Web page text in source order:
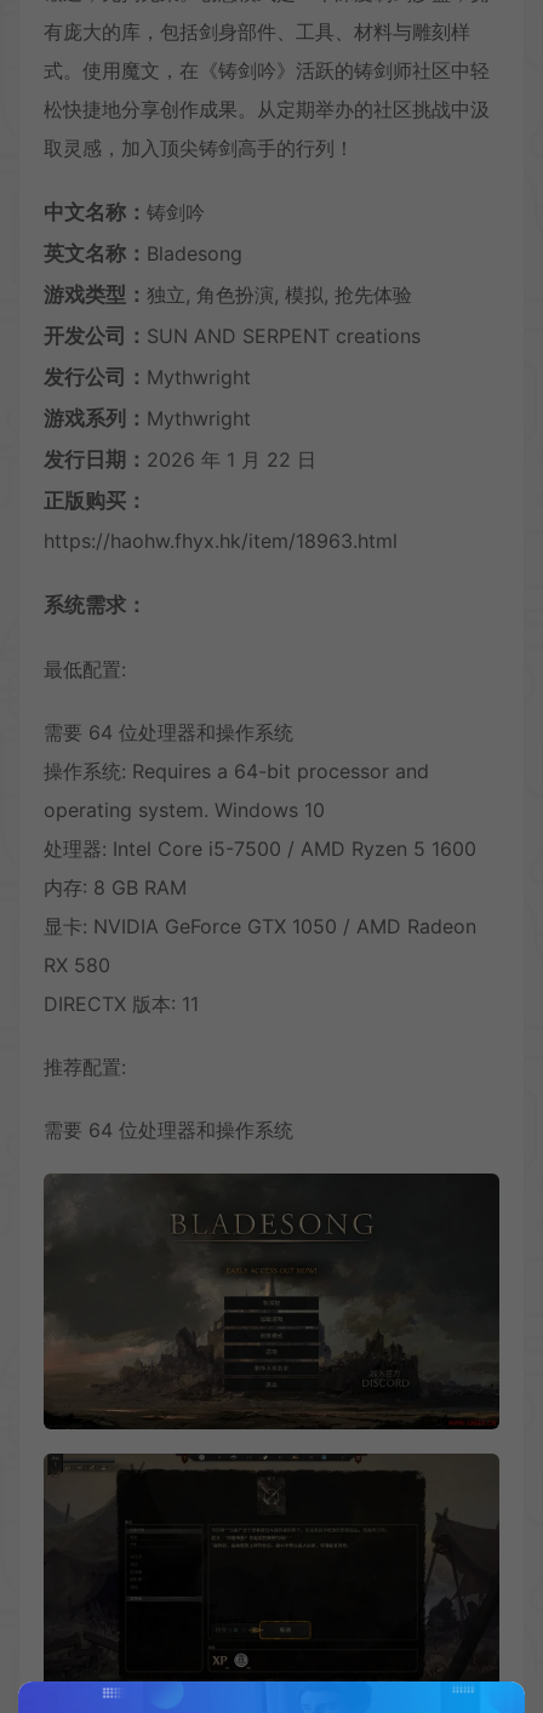
有庞大的库，包括剑身部件、工具、材料与雕刻样
式。使用魔文，在《铸剑吟》活跃的铸剑师社区中轻
松快捷地分享创作成果。从定期举办的社区挑战中汲
取灵感，加入顶尖铸剑高手的行列！
中文名称： 铸剑吟
英文名称： Bladesong
游戏类型： 独立, 角色扮演, 模拟, 抢先体验
开发公司： SUN AND SERPENT creations
发行公司： Mythwright
游戏系列： Mythwright
发行日期： 2026 年 1 月 22 日
正版购买：
https://haohw.fhyx.hk/item/18963.html
系统需求：
最低配置:
需要 64 位处理器和操作系统
操作系统: Requires a 64-bit processor and
operating system. Windows 10
处理器: Intel Core i5-7500 / AMD Ryzen 5 1600
内存: 8 GB RAM
显卡: NVIDIA GeForce GTX 1050 / AMD Radeon
RX 580
DIRECTX 版本: 11
推荐配置:
需要 64 位处理器和操作系统